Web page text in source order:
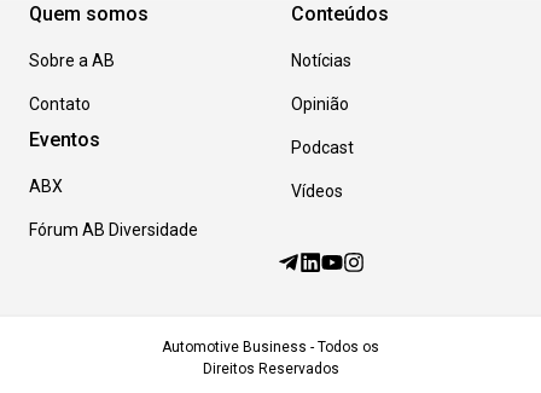
Quem somos
Sobre a AB
Contato
Eventos
ABX
Fórum AB Diversidade
Conteúdos
Notícias
Opinião
Podcast
Vídeos
Automotive Business - Todos os
Direitos Reservados